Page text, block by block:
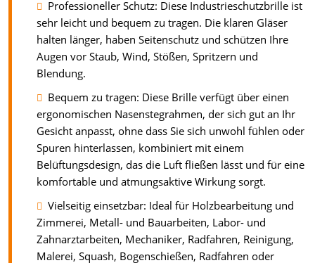
Professioneller Schutz: Diese Industrieschutzbrille ist
sehr leicht und bequem zu tragen. Die klaren Gläser
halten länger, haben Seitenschutz und schützen Ihre
Augen vor Staub, Wind, Stößen, Spritzern und
Blendung.
Bequem zu tragen: Diese Brille verfügt über einen
ergonomischen Nasenstegrahmen, der sich gut an Ihr
Gesicht anpasst, ohne dass Sie sich unwohl fühlen oder
Spuren hinterlassen, kombiniert mit einem
Belüftungsdesign, das die Luft fließen lässt und für eine
komfortable und atmungsaktive Wirkung sorgt.
Vielseitig einsetzbar: Ideal für Holzbearbeitung und
Zimmerei, Metall- und Bauarbeiten, Labor- und
Zahnarztarbeiten, Mechaniker, Radfahren, Reinigung,
Malerei, Squash, Bogenschießen, Radfahren oder